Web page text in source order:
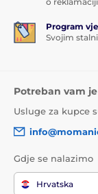
Program
Svojim
Potreban vam
Usluge za kupce
Gdje se nalazimo
Hrvatska